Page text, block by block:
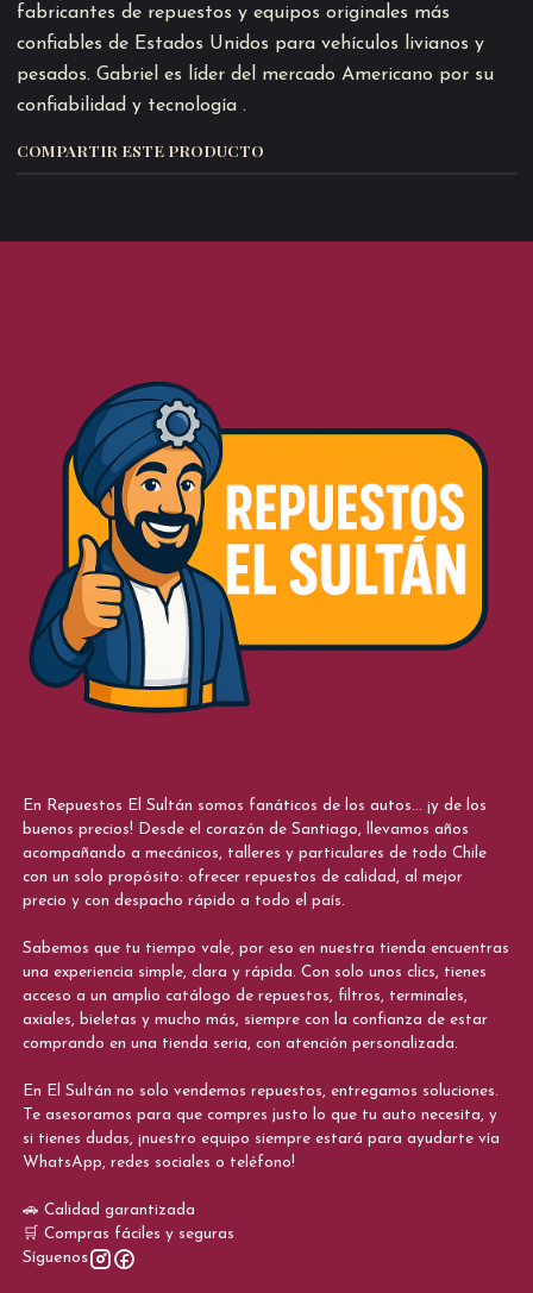
fabricantes de repuestos y equipos originales más
confiables de Estados Unidos para vehículos livianos y
pesados. Gabriel es líder del mercado Americano por su
confiabilidad y tecnología .
COMPARTIR ESTE PRODUCTO
En Repuestos El Sultán somos fanáticos de los autos... ¡y de los
buenos precios! Desde el corazón de Santiago, llevamos años
acompañando a mecánicos, talleres y particulares de todo Chile
con un solo propósito: ofrecer repuestos de calidad, al mejor
precio y con despacho rápido a todo el país.
Sabemos que tu tiempo vale, por eso en nuestra tienda encuentras
una experiencia simple, clara y rápida. Con solo unos clics, tienes
acceso a un amplio catálogo de repuestos, filtros, terminales,
axiales, bieletas y mucho más, siempre con la confianza de estar
comprando en una tienda seria, con atención personalizada.
En El Sultán no solo vendemos repuestos, entregamos soluciones.
Te asesoramos para que compres justo lo que tu auto necesita, y
si tienes dudas, ¡nuestro equipo siempre estará para ayudarte vía
WhatsApp, redes sociales o teléfono!
🚗 Calidad garantizada
🛒 Compras fáciles y seguras
Síguenos